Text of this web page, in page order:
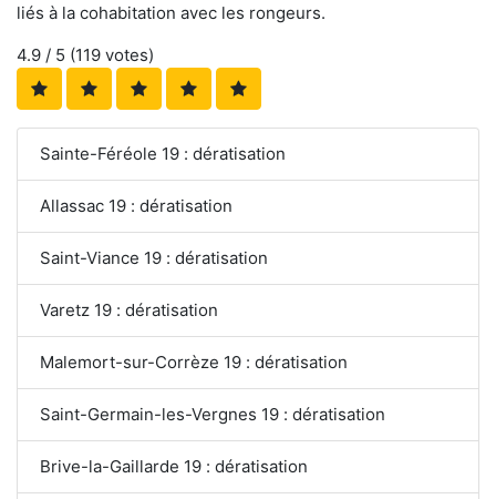
liés à la cohabitation avec les rongeurs.
4.9 / 5 (119 votes)
Sainte-Féréole 19 : dératisation
Allassac 19 : dératisation
Saint-Viance 19 : dératisation
Varetz 19 : dératisation
Malemort-sur-Corrèze 19 : dératisation
Saint-Germain-les-Vergnes 19 : dératisation
Brive-la-Gaillarde 19 : dératisation